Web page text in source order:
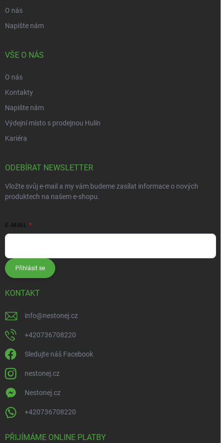
O nás
Napište nám
VŠE O NÁS
O nás
Kontakty
Napište nám
Výdejní místo s prodejnou Hulín
Kariéra
ODEBÍRAT NEWSLETTER
Vložte svůj e-mail a my vám budeme zasílat informace o nových
produktech na našem e-shopu.
E-MAIL
Přihlásit se
KONTAKT
info@nestonej.cz
+420736708220
Sledujte náš Facebook
nestonej.cz
Nestonej.cz
+420736708220
PŘIJÍMÁME ONLINE PLATBY